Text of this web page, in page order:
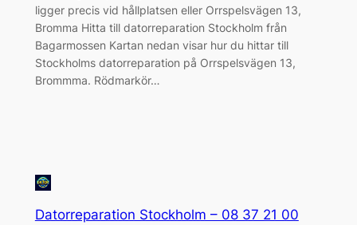
ligger precis vid hållplatsen eller Orrspelsvägen 13,
Bromma Hitta till datorreparation Stockholm från
Bagarmossen Kartan nedan visar hur du hittar till
Stockholms datorreparation på Orrspelsvägen 13,
Brommma. Rödmarkör…
Datorreparation Stockholm – 08 37 21 00